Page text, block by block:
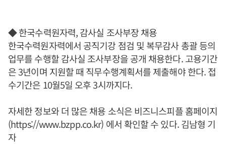
◆ 한국수력원자력, 감사실 조사부장 채용
한국수력원자력에서 공직기강 점검 및 복무감사 총괄 등의
업무를 수행할 감사실 조사부장을 공개 채용한다. 고용기간
은 3년이며 지원할 때 직무수행계획서를 제출해야 한다. 접
수기간은 10월5일 오후 3시까지다.
자세한 정보와 더 많은 채용 소식은 비즈니스피플 홈페이지
(https://www.bzpp.co.kr) 에서 확인할 수 있다. 김남형 기
자